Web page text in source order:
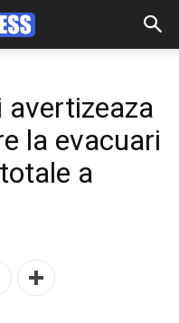
avertizeaza
la evacuari
a